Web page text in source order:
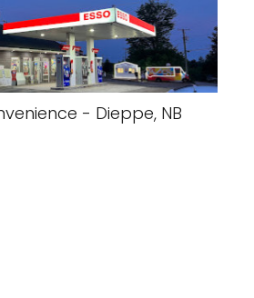
- Dieppe, NB